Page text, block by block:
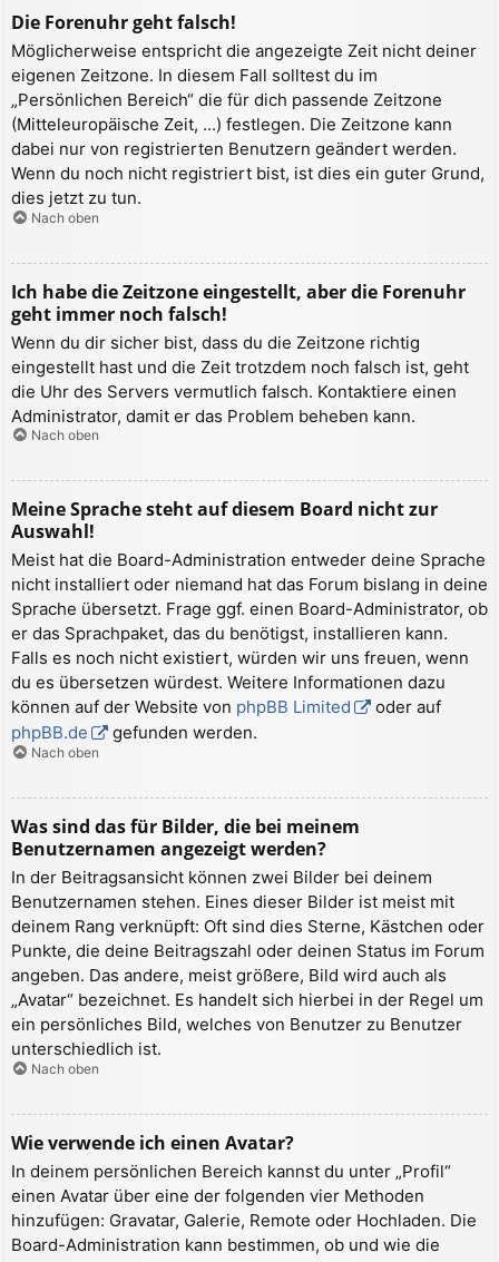
Die Forenuhr geht falsch!
Möglicherweise entspricht die angezeigte Zeit nicht deiner
eigenen Zeitzone. In diesem Fall solltest du im
„Persönlichen Bereich“ die für dich passende Zeitzone
(Mitteleuropäische Zeit, ...) festlegen. Die Zeitzone kann
dabei nur von registrierten Benutzern geändert werden.
Wenn du noch nicht registriert bist, ist dies ein guter Grund,
dies jetzt zu tun.
Nach oben
Ich habe die Zeitzone eingestellt, aber die Forenuhr
geht immer noch falsch!
Wenn du dir sicher bist, dass du die Zeitzone richtig
eingestellt hast und die Zeit trotzdem noch falsch ist, geht
die Uhr des Servers vermutlich falsch. Kontaktiere einen
Administrator, damit er das Problem beheben kann.
Nach oben
Meine Sprache steht auf diesem Board nicht zur
Auswahl!
Meist hat die Board-Administration entweder deine Sprache
nicht installiert oder niemand hat das Forum bislang in deine
Sprache übersetzt. Frage ggf. einen Board-Administrator, ob
er das Sprachpaket, das du benötigst, installieren kann.
Falls es noch nicht existiert, würden wir uns freuen, wenn
du es übersetzen würdest. Weitere Informationen dazu
können auf der Website von phpBB Limited
oder auf
phpBB.de
gefunden werden.
Nach oben
Was sind das für Bilder, die bei meinem
Benutzernamen angezeigt werden?
In der Beitragsansicht können zwei Bilder bei deinem
Benutzernamen stehen. Eines dieser Bilder ist meist mit
deinem Rang verknüpft: Oft sind dies Sterne, Kästchen oder
Punkte, die deine Beitragszahl oder deinen Status im Forum
angeben. Das andere, meist größere, Bild wird auch als
„Avatar“ bezeichnet. Es handelt sich hierbei in der Regel um
ein persönliches Bild, welches von Benutzer zu Benutzer
unterschiedlich ist.
Nach oben
Wie verwende ich einen Avatar?
In deinem persönlichen Bereich kannst du unter „Profil“
einen Avatar über eine der folgenden vier Methoden
hinzufügen: Gravatar, Galerie, Remote oder Hochladen. Die
Board-Administration kann bestimmen, ob und wie die